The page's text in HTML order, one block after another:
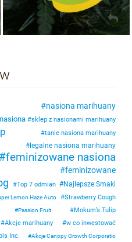
nasiona marihuany
sklep z nasionami marihuany
tanie nasiona marihuany
legalne nasiona marihuany
feminizowane nasiona
feminizowane
Top 7 odmian Najlepsze Smaki
Lemon Haze Auto
Strawberry Cough
Passion Fruit
Mokum’s Tulip
Akcje marihuany w co inwestować
Inc. Akcje Canopy Growth Corporatio